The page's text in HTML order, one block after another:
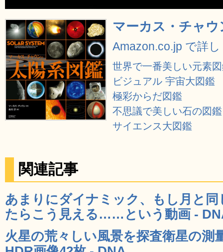
マーカス・チャ
Amazon.co.jp で詳
世界で一番美しい元素
ビジュアル 宇宙大図鑑
極彩からだ図鑑
不思議で美しい石の図鑑
サイエンス大図鑑
関連記事
あまりにダイナミック、もし月と
たらこう見える……という動画 -
火星の荒々しい風景を探査衛星の測